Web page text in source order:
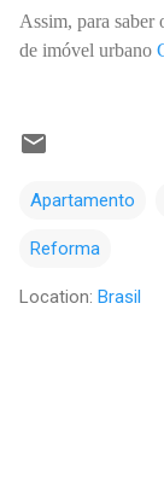
Assim, para saber
de imóvel urbano
Apartamento
Reforma
Location: Brasil